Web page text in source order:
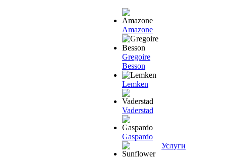
Amazone
Gregoire
Besson
Lemken
Vaderstad
Gaspardo
Услуги